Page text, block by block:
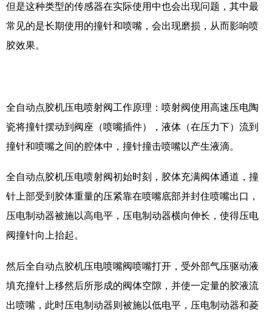
但是这种类型的传感器在实际使用中也会出现问题，其中最
常见的是长期使用的撞针和喷嘴，会出现磨损，从而影响喷
胶效果。
全自动点胶机压电喷射阀工作原理：喷射阀使用高速压电陶
瓷将撞针摆动到阀座（喷嘴插件），液体（在压力下）流到
撞针和喷嘴之间的腔体中，撞针撞击喷嘴以产生液滴。
全自动点胶机压电喷射阀初始时刻，胶体充满阀体通道，撞
针上部受到胶体重量的压紧靠在喷嘴底部并封住喷嘴出口，
压电制动器被施以高电平，压电制动器横向伸长，使得压电
阀撞针向上抬起。
然后全自动点胶机压电喷嘴阀喷嘴打开，受外部气压驱动液
填充撞针上移然后所形成的阀体空隙，并使一定量的胶液流
出喷嘴，此时压电制动器则被施以低电平，压电制动器和菱